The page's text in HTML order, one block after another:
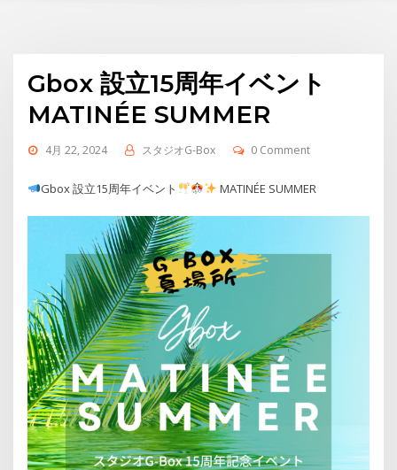
Gbox 設立15周年イベント
MATINÉE SUMMER
4月 22, 2024 スタジオG-Box 0 Comment
Gbox 設立15周年イベント MATINÉE SUMMER